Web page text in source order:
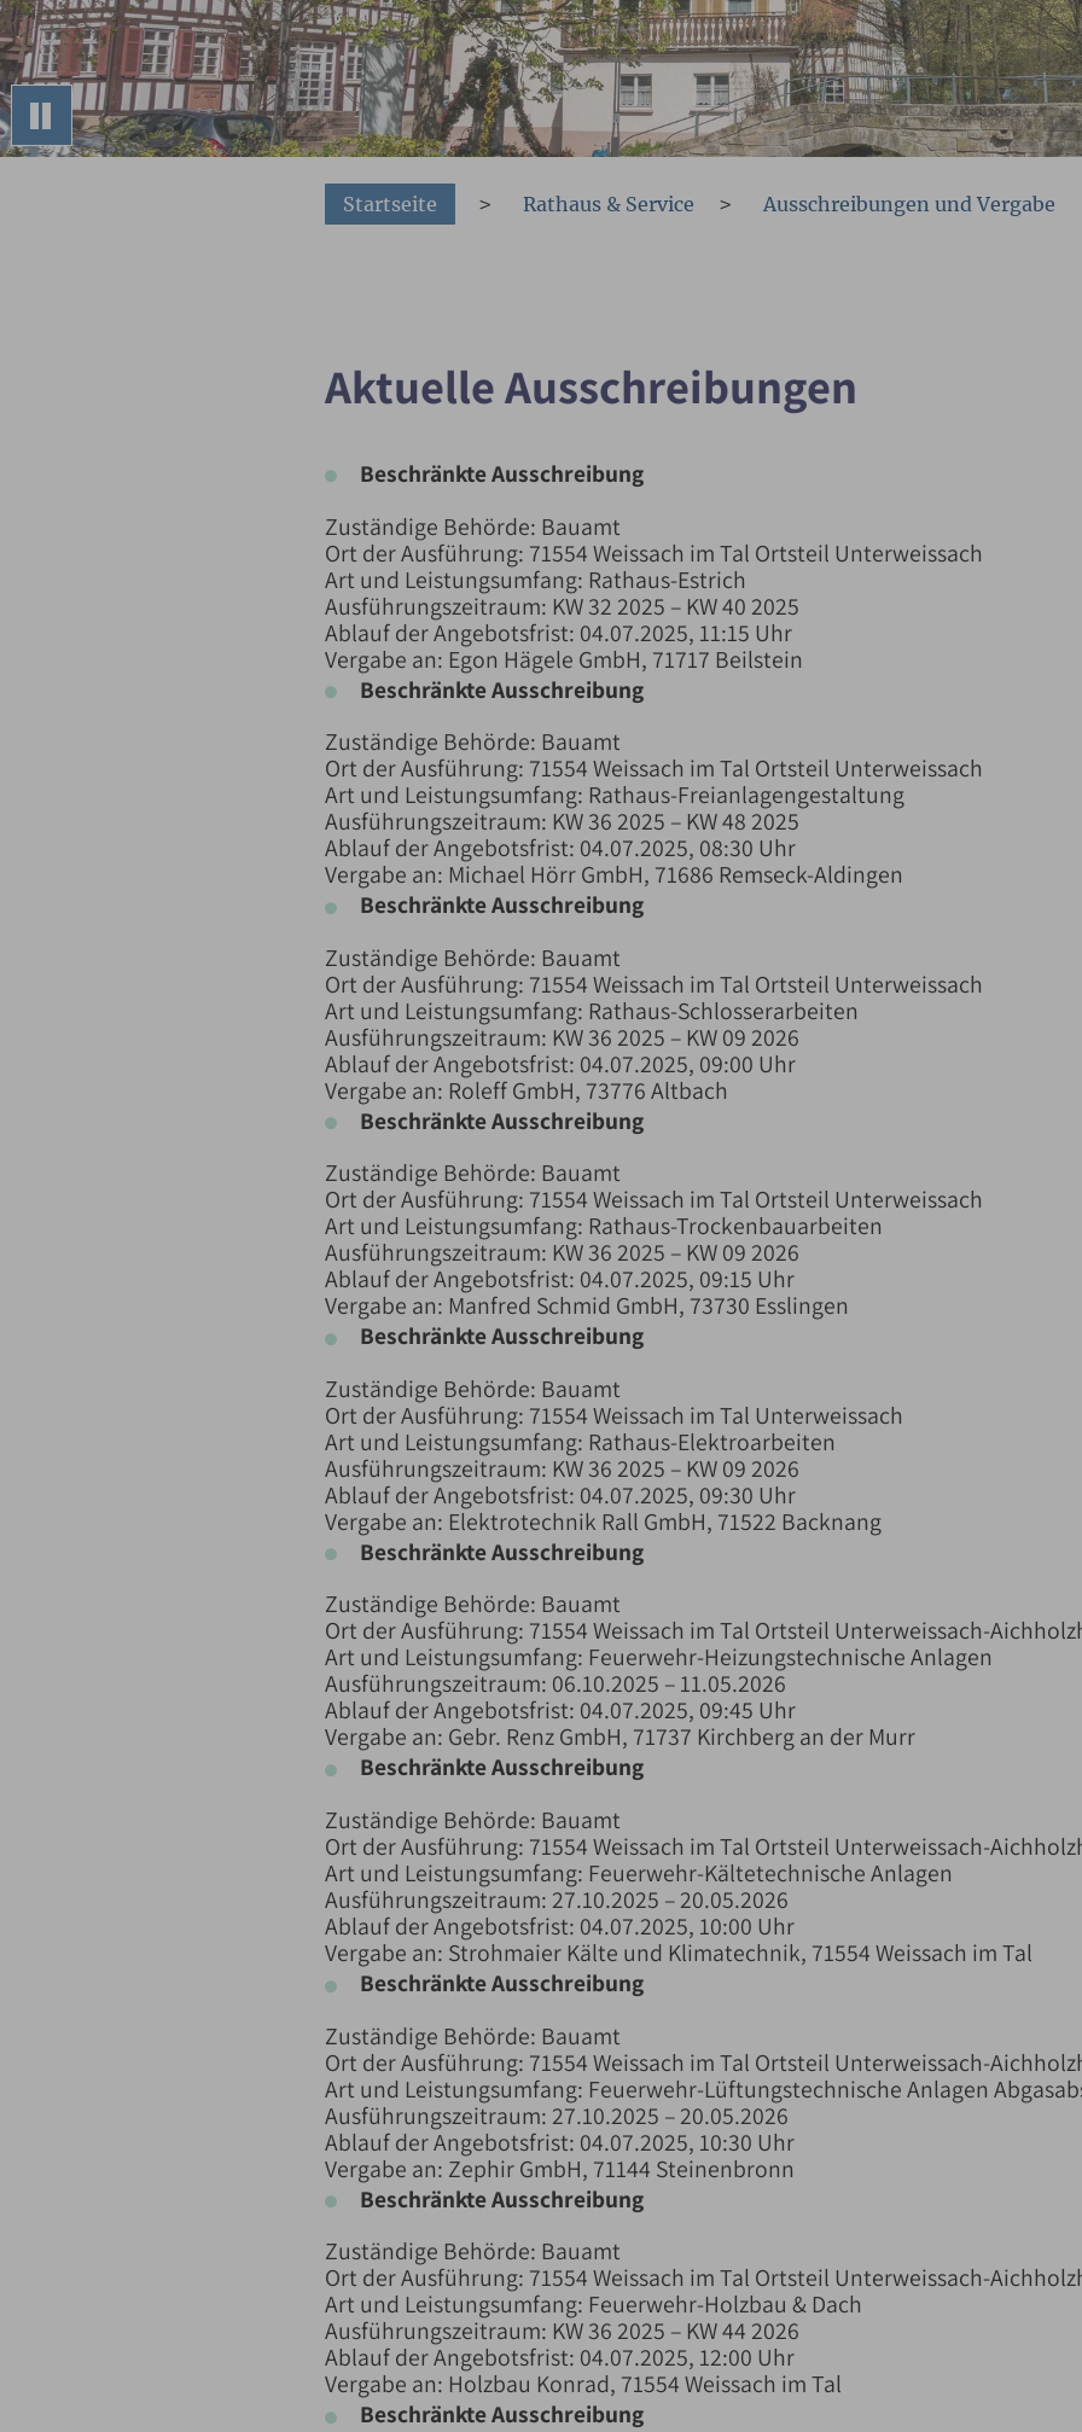
Startseite Rathaus & Service Ausschreibungen und Vergabe
Aktuelle Ausschreibungen
Beschränkte Ausschreibung
Zuständige Behörde: Bauamt
Ort der Ausführung: 71554 Weissach im Tal Ortsteil Unterweissach
Art und Leistungsumfang: Rathaus-Estrich
Ausführungszeitraum: KW 32 2025 – KW 40 2025
Ablauf der Angebotsfrist: 04.07.2025, 11:15 Uhr
Vergabe an: Egon Hägele GmbH, 71717 Beilstein
Beschränkte Ausschreibung
Zuständige Behörde: Bauamt
Ort der Ausführung: 71554 Weissach im Tal Ortsteil Unterweissach
Art und Leistungsumfang: Rathaus-Freianlagengestaltung
Ausführungszeitraum: KW 36 2025 – KW 48 2025
Ablauf der Angebotsfrist: 04.07.2025, 08:30 Uhr
Vergabe an: Michael Hörr GmbH, 71686 Remseck-Aldingen
Beschränkte Ausschreibung
Zuständige Behörde: Bauamt
Ort der Ausführung: 71554 Weissach im Tal Ortsteil Unterweissach
Art und Leistungsumfang: Rathaus-Schlosserarbeiten
Ausführungszeitraum: KW 36 2025 – KW 09 2026
Ablauf der Angebotsfrist: 04.07.2025, 09:00 Uhr
Vergabe an: Roleff GmbH, 73776 Altbach
Beschränkte Ausschreibung
Zuständige Behörde: Bauamt
Ort der Ausführung: 71554 Weissach im Tal Ortsteil Unterweissach
Art und Leistungsumfang: Rathaus-Trockenbauarbeiten
Ausführungszeitraum: KW 36 2025 – KW 09 2026
Ablauf der Angebotsfrist: 04.07.2025, 09:15 Uhr
Vergabe an: Manfred Schmid GmbH, 73730 Esslingen
Beschränkte Ausschreibung
Zuständige Behörde: Bauamt
Ort der Ausführung: 71554 Weissach im Tal Unterweissach
Art und Leistungsumfang: Rathaus-Elektroarbeiten
Ausführungszeitraum: KW 36 2025 – KW 09 2026
Ablauf der Angebotsfrist: 04.07.2025, 09:30 Uhr
Vergabe an: Elektrotechnik Rall GmbH, 71522 Backnang
Beschränkte Ausschreibung
Zuständige Behörde: Bauamt
Ort der Ausführung: 71554 Weissach im Tal Ortsteil Unterweissach-
Art und Leistungsumfang: Feuerwehr-Heizungstechnische Anlagen
Ausführungszeitraum: 06.10.2025 – 11.05.2026
Ablauf der Angebotsfrist: 04.07.2025, 09:45 Uhr
Vergabe an: Gebr. Renz GmbH, 71737 Kirchberg an der Murr
Beschränkte Ausschreibung
Zuständige Behörde: Bauamt
Ort der Ausführung: 71554 Weissach im Tal Ortsteil Unterweissach-
Art und Leistungsumfang: Feuerwehr-Kältetechnische Anlagen
Ausführungszeitraum: 27.10.2025 – 20.05.2026
Ablauf der Angebotsfrist: 04.07.2025, 10:00 Uhr
Vergabe an: Strohmaier Kälte und Klimatechnik, 71554 Weissach im Tal
Beschränkte Ausschreibung
Zuständige Behörde: Bauamt
Ort der Ausführung: 71554 Weissach im Tal Ortsteil Unterweissach-
Art und Leistungsumfang: Feuerwehr-Lüftungstechnische Anlagen
Ausführungszeitraum: 27.10.2025 – 20.05.2026
Ablauf der Angebotsfrist: 04.07.2025, 10:30 Uhr
Vergabe an: Zephir GmbH, 71144 Steinenbronn
Beschränkte Ausschreibung
Zuständige Behörde: Bauamt
Ort der Ausführung: 71554 Weissach im Tal Ortsteil Unterweissach-
Art und Leistungsumfang: Feuerwehr-Holzbau & Dach
Ausführungszeitraum: KW 36 2025 – KW 44 2026
Ablauf der Angebotsfrist: 04.07.2025, 12:00 Uhr
Vergabe an: Holzbau Konrad, 71554 Weissach im Tal
Beschränkte Ausschreibung